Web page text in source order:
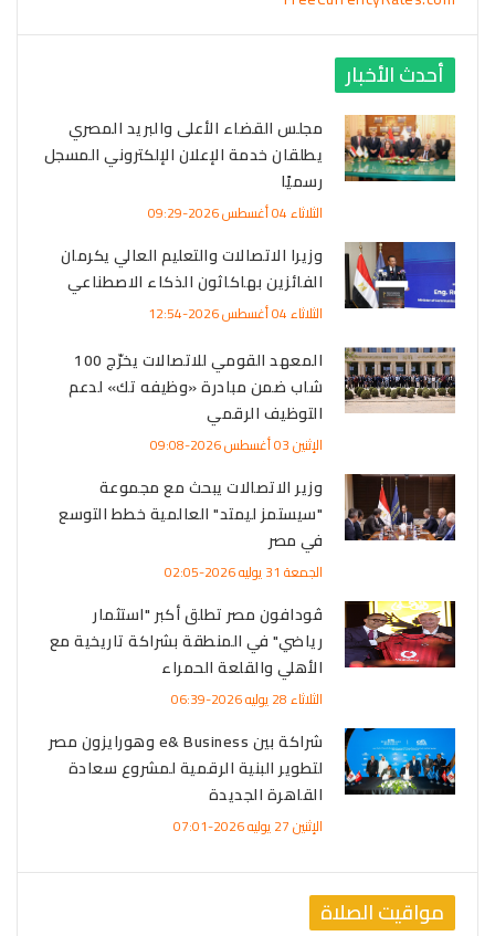
أحدث الأخبار
مجلس القضاء الأعلى والبريد المصري
يطلقان خدمة الإعلان الإلكتروني المسجل
رسميًا
الثلاثاء 04 أغسطس 2026-09:29
وزيرا الاتصالات والتعليم العالي يكرمان
الفائزين بهاكاثون الذكاء الاصطناعي
الثلاثاء 04 أغسطس 2026-12:54
المعهد القومي للاتصالات يخرّج 100
شاب ضمن مبادرة «وظيفه تك» لدعم
التوظيف الرقمي
الإثنين 03 أغسطس 2026-09:08
وزير الاتصالات يبحث مع مجموعة
"سيستمز ليمتد" العالمية خطط التوسع
في مصر
الجمعة 31 يوليه 2026-02:05
ڤودافون مصر تطلق أكبر "استثمار
رياضي" في المنطقة بشراكة تاريخية مع
الأهلي والقلعة الحمراء
الثلاثاء 28 يوليه 2026-06:39
شراكة بين e& Business وهورايزون مصر
لتطوير البنية الرقمية لمشروع سعادة
القاهرة الجديدة
الإثنين 27 يوليه 2026-07:01
مواقيت الصلاة